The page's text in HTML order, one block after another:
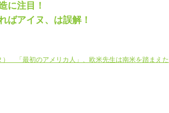
に注目！
ばアイヌ、は誤解！
「最初のアメリカ人」、欧米先生は南米を踏まえた